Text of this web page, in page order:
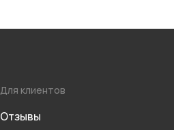
Для клиентов
Отзывы